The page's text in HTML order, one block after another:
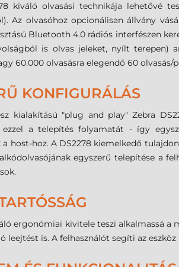
kiváló olvasási technikája lehetővé
Az olvasóhoz opcionálisan állvány
Bluetooth 4.0 rádiós interfészen
is olvas jeleket, nyílt terepen)
60.000 olvasásra elegendő 60 olvasás/
KONFIGURÁLÁS
kialakítású "plug and play" Zebra
ezzel a telepítés folyamatát - így
host-hoz. A DS2278 kiemelkedő
egyszerű telepítése a
ergonómiai kivitele teszi alkalmassá a
leejtést is. A felhasználót segíti az